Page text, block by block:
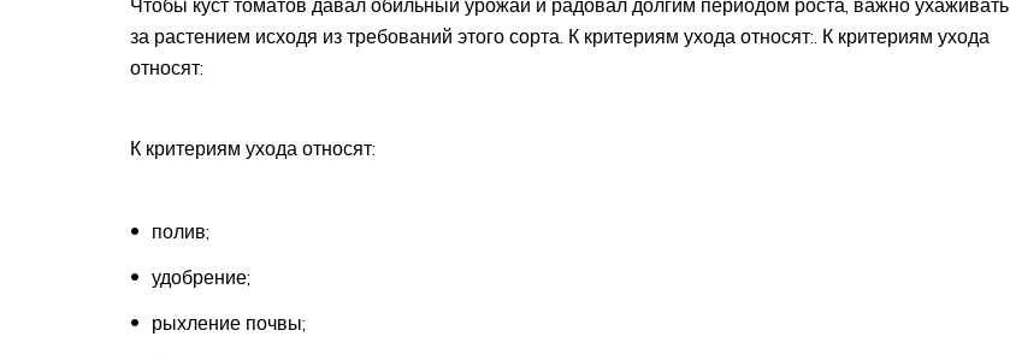
Чтобы куст томатов давал обильный урожай и радовал долгим периодом роста, важно ухаживать
за растением исходя из требований этого сорта. К критериям ухода относят:. К критериям ухода
относят:
К критериям ухода относят:
полив;
удобрение;
рыхление почвы;